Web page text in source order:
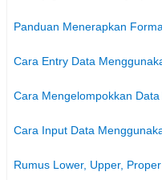
Panduan Menerapkan
Cara Entry Data
Cara Mengelompokkan
Cara Input Data
Rumus Lower, Upper,